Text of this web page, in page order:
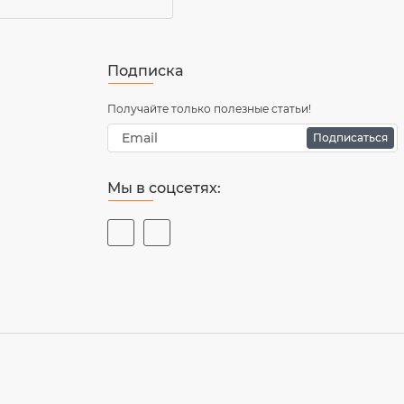
Подписка
Получайте только полезные статьи!
Подписаться
Мы в соцсетях: